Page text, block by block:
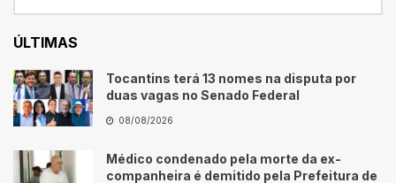
ÚLTIMAS
Tocantins terá 13 nomes na disputa por
duas vagas no Senado Federal
08/08/2026
Médico condenado pela morte da ex-
companheira é demitido pela Prefeitura de